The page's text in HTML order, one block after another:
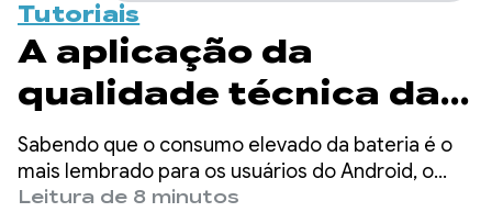
Tutoriais
A aplicação da
qualidade técnica da
bateria chegou: como
otimizar casos de uso
Sabendo que o consumo elevado da bateria é o
mais lembrado para os usuários do Android, o
Google tem tomado medidas significativas para
Leitura de 8 minutos